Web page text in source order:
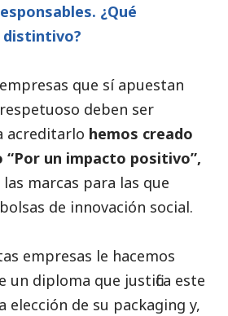
¿Qué
que sí apuestan
deben ser
acreditarlo hemos creado
“Por un impacto positivo”,
marcas para las que
de innovación social.
empresas le hacemos
un diploma que justifica este
elección de su packaging y,